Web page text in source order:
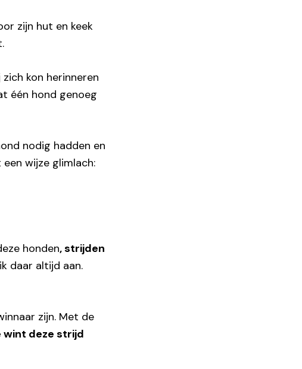
zijn hut en keek
kon herinneren
één hond genoeg
nodig hadden en
wijze glimlach:
honden, strijden
daar altijd aan.
zijn. Met de
wint deze strijd